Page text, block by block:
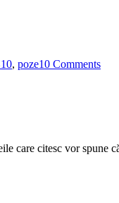
, poze10 Commentson
care citesc vor